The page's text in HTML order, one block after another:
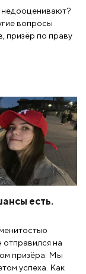
вопросы
призёр по праву
есть.
на
призёра. Мы
успеха. Как